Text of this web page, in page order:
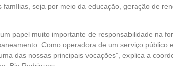
seja por meio da educação, geração de
papel muito importante de responsabilidade na
Como operadora de um serviço público
das nossas principais vocações”, explica a